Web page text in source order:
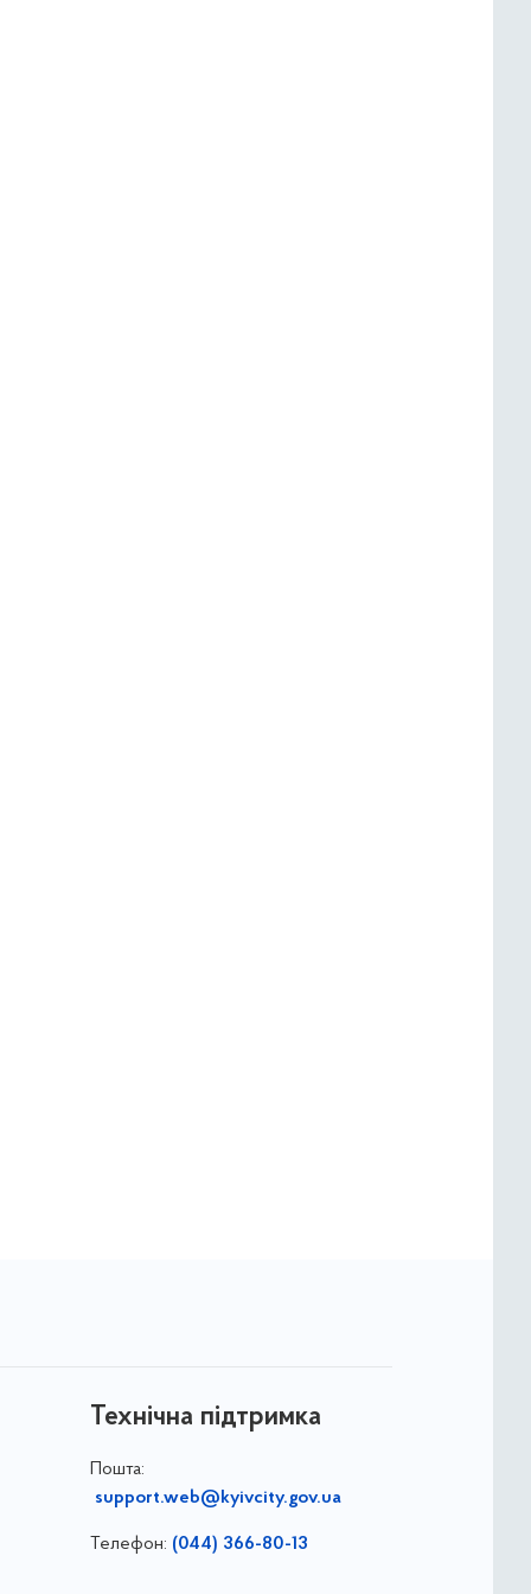
Технічна підтримка
Пошта:
support.web@kyivcity.gov.ua
Телефон: (044) 366-80-13